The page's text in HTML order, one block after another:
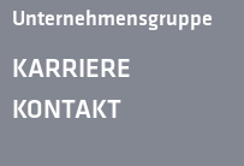
Unternehmensgruppe
KARRIERE
KONTAKT